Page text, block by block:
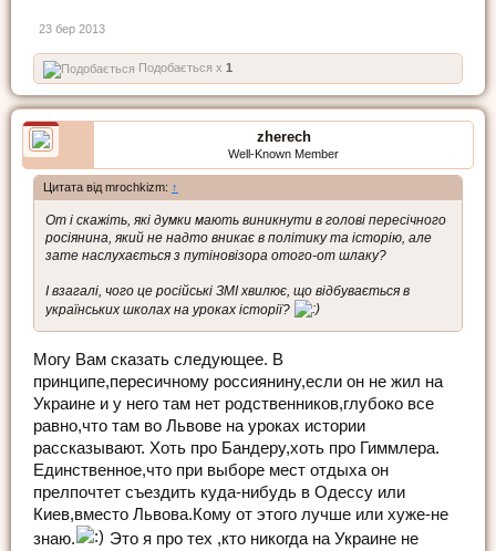
23 бер 2013
Подобається x 1
zherech
Well-Known Member
Цитата від mrochkizm: ↑
От і скажіть, які думки мають виникнути в голові пересічного
росіянина, який не надто вникає в політику та історію, але
зате наслухається з путіновізора отого-от шлаку?
І взагалі, чого це російські ЗМІ хвилює, що відбувається в
українських школах на уроках історії?
Могу Вам сказать следующее. В
принципе,пересичному россиянину,если он не жил на
Украине и у него там нет родственников,глубоко все
равно,что там во Львове на уроках истории
рассказывают. Хоть про Бандеру,хоть про Гиммлера.
Единственное,что при выборе мест отдыха он
прелпочтет съездить куда-нибудь в Одессу или
Киев,вместо Львова.Кому от этого лучше или хуже-не
знаю.
Это я про тех ,кто никогда на Украине не